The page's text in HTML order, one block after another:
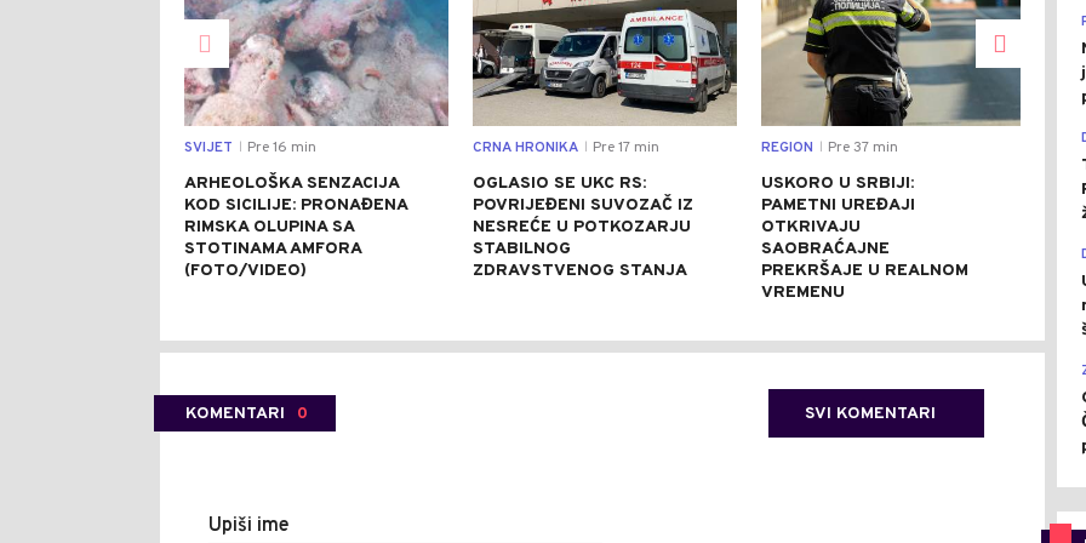
SVIJET Pre 16 min
ARHEOLOŠKA SENZACIJA
KOD SICILIJE: PRONAĐENA
RIMSKA OLUPINA SA
STOTINAMA AMFORA
(FOTO/VIDEO)
CRNA HRONIKA Pre 17 min
OGLASIO SE UKC RS:
POVRIJEĐENI SUVOZAČ IZ
NESREĆE U POTKOZARJU
STABILNOG
ZDRAVSTVENOG STANJA
REGION Pre 37 min
USKORO U SRBIJI:
PAMETNI UREĐAJI
OTKRIVAJU
SAOBRAĆAJNE
PREKRŠAJE U REALNOM
VREMENU
KOMENTARI 0 SVI KOMENTARI
Upiši ime